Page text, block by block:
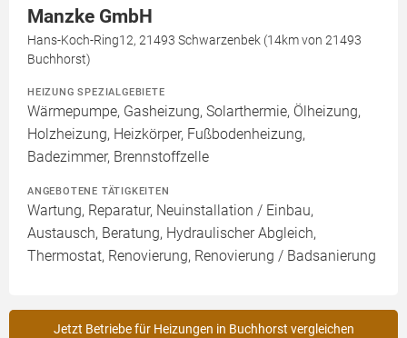
Manzke GmbH
Hans-Koch-Ring12, 21493 Schwarzenbek (14km von 21493
Buchhorst)
HEIZUNG SPEZIALGEBIETE
Wärmepumpe, Gasheizung, Solarthermie, Ölheizung,
Holzheizung, Heizkörper, Fußbodenheizung,
Badezimmer, Brennstoffzelle
ANGEBOTENE TÄTIGKEITEN
Wartung, Reparatur, Neuinstallation / Einbau,
Austausch, Beratung, Hydraulischer Abgleich,
Thermostat, Renovierung, Renovierung / Badsanierung
Jetzt Betriebe für Heizungen in Buchhorst vergleichen